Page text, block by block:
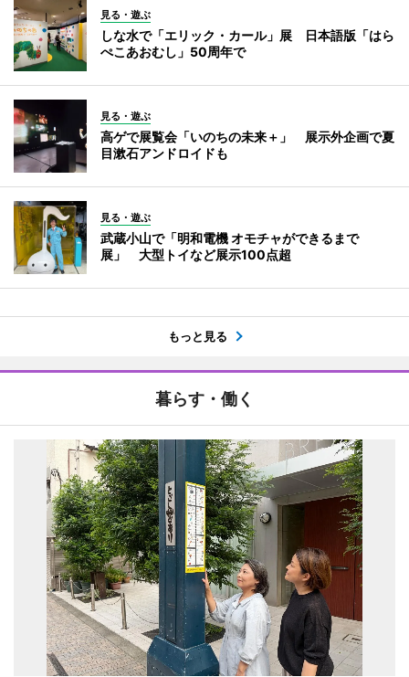
見る・遊ぶ
しな水で「エリック・カール」展 日本語版「はら
ぺこあおむし」50周年で
見る・遊ぶ
高ゲで展覧会「いのちの未来＋」 展示外企画で夏
目漱石アンドロイドも
見る・遊ぶ
武蔵小山で「明和電機 オモチャができるまで
展」 大型トイなど展示100点超
もっと見る
暮らす・働く